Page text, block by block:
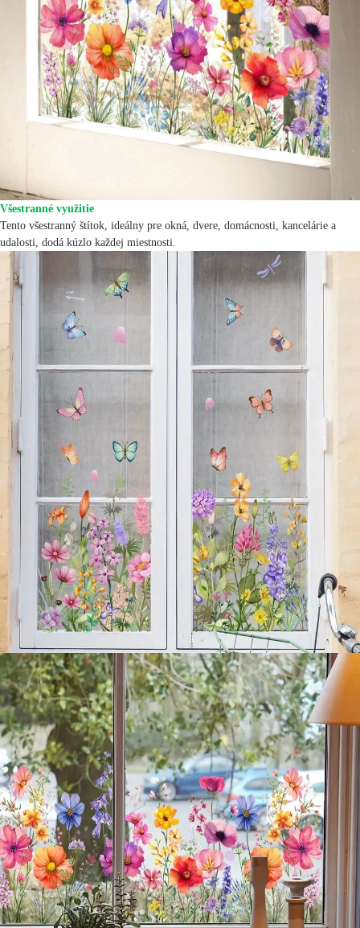
Všestranné využitie
Tento všestranný štítok, ideálny pre okná, dvere, domácnosti, kancelárie a
udalosti, dodá kúzlo každej miestnosti.